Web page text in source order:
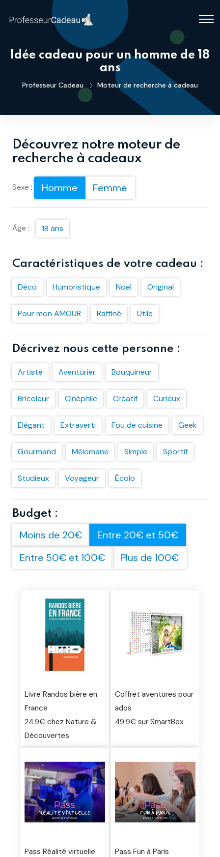
Idée cadeau pour un homme de 18
ans
Professeur Cadeau Moteur de recherche à cadeau
Découvrez notre moteur de
recherche à cadeaux
Sexe : Homme Femme
Âge : 18 ans
Caractéristiques de votre cadeau :
Déco Humoristique Noël Original
Pour mon AMOUR Raffiné Utile
Décrivez nous cette personne :
Artiste Aventurier Bouquineur
Bricoleur Cinéphile Créatif Curieux
Elégant Extraverti Fou de cuisine Geek
Gourmand Mélomane Simple Sportif
Studieux Voyageur Écolo
Budget :
Moins de 20€
Entre 20€ et 50€
Entre 50€ et 100€
Plus de 100€
Livre Randos bière en
France
24.9€ chez Nature &
Découvertes
Coffret aventures pour
ados
49.9€ sur SmartBox
Pass Réalité virtuelle
Pass Fun à Paris